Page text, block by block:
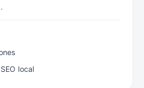
local